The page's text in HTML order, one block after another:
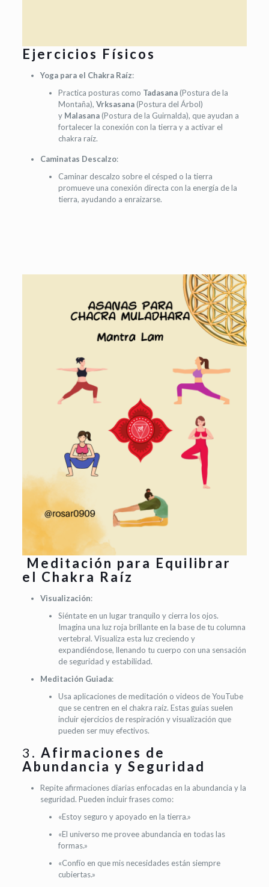
Ejercicios Físicos
Yoga para el Chakra Raíz:
Practica posturas como Tadasana(Postura de la
Montaña), Vrksasana(Postura del Árbol)
y Malasana(Postura de la Guirnalda), que ayudan a
fortalecer la conexión con la tierra y a activar el
chakra raíz.
Caminatas Descalzo:
Caminar descalzo sobre el césped o la tierra
promueve una conexión directa con la energía de la
tierra, ayudando a enraizarse.
Meditación para Equilibrar
el Chakra Raíz
Visualización:
Siéntate en un lugar tranquilo y cierra los ojos.
Imagina una luz roja brillante en la base de tu columna
vertebral. Visualiza esta luz creciendo y
expandiéndose, llenando tu cuerpo con una sensación
de seguridad y estabilidad.
Meditación Guiada:
Usa aplicaciones de meditación o videos de YouTube
que se centren en el chakra raíz. Estas guías suelen
incluir ejercicios de respiración y visualización que
pueden ser muy efectivos.
3. Afirmaciones de
Abundancia y Seguridad
Repite afirmaciones diarias enfocadas en la abundancia y la
seguridad. Pueden incluir frases como:
«Estoy seguro y apoyado en la tierra.»
«El universo me provee abundancia en todas las
formas.»
«Confío en que mis necesidades están siempre
cubiertas.»